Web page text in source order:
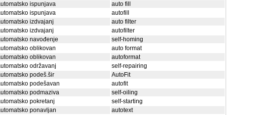
ispunjava
auto fill
ispunjava
autofill
izdvajanj
auto filter
izdvajanj
autofilter
navođenje
self-homing
oblikovan
auto format
oblikovan
autoformat
održavanj
self-repairing
podeš.šir
AutoFit
podešavan
autofit
podmaziva
self-oiling
pokretanj
self-starting
ponavljan
autotext